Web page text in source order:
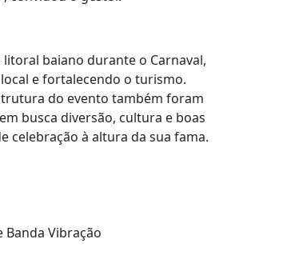
baiano durante o Carnaval,
e fortalecendo o turismo.
do evento também foram
busca diversão, cultura e boas
celebração à altura da sua fama.
Banda Vibração